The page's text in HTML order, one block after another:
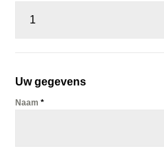
Uw gegevens
Naam*